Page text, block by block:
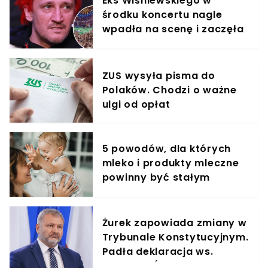
środku koncertu nagle
wpadła na scenę i zaczęła
ZUS wysyła pisma do
Polaków. Chodzi o ważne
ulgi od opłat
5 powodów, dla których
mleko i produkty mleczne
powinny być stałym
Żurek zapowiada zmiany w
Trybunale Konstytucyjnym.
Padła deklaracja ws.